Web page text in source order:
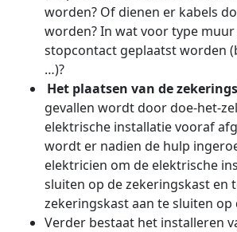
worden? Of dienen er kabels
worden? In wat voor type
stopcontact geplaatst worden
…)?
Het plaatsen van de
gevallen wordt door doe-het-
elektrische installatie vooraf
wordt er nadien de hulp
elektricien om de elektrische
sluiten op de zekeringskast en
zekeringskast aan te sluiten op
Verder bestaat het installeren